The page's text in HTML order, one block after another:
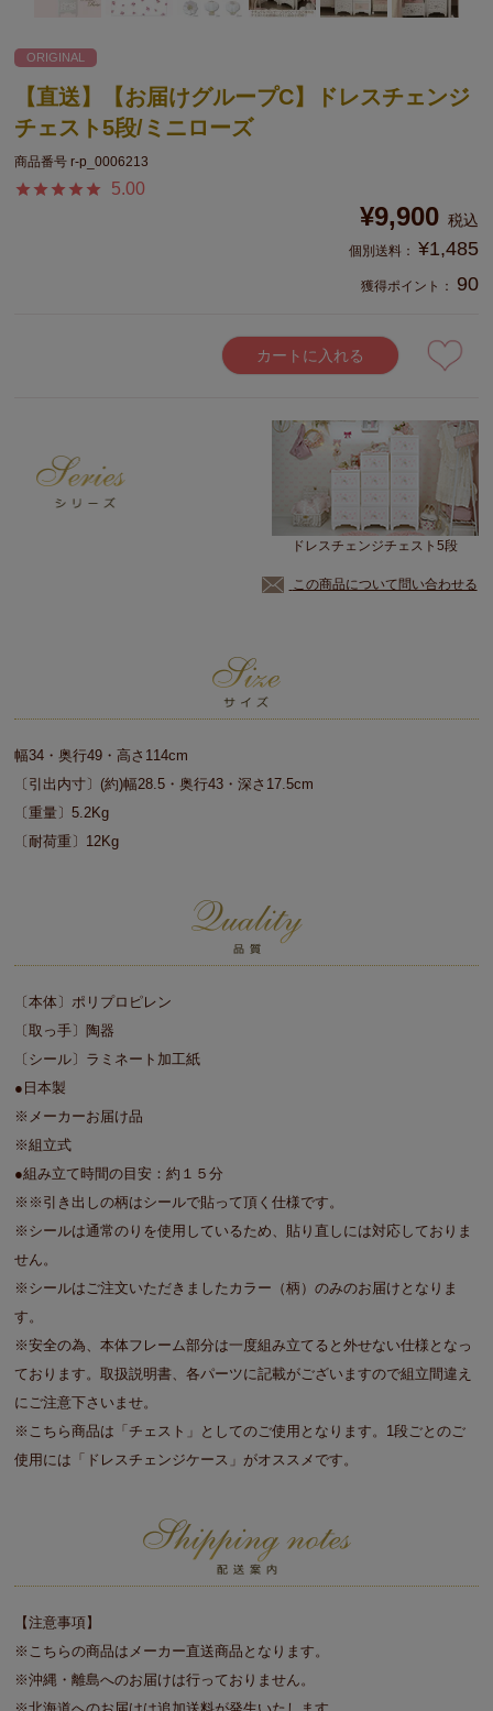
ORIGINAL
【直送】【お届けグループC】ドレスチェンジ
チェスト5段/ミニローズ
商品番号 r-p_0006213
5.00
¥9,900 税込
¥1,485
獲得ポイント： 90
カートに入れる
ドレスチェンジチェスト5段
この商品について問い合わせる
幅34・奥行49・高さ114cm
〔引出内寸〕(約)幅28.5・奥行43・深さ17.5cm
〔重量〕5.2Kg
〔耐荷重〕12Kg
〔本体〕ポリプロピレン
〔取っ手〕陶器
〔シール〕ラミネート加工紙
●日本製
※メーカーお届け品
※組立式
●組み立て時間の目安：約１５分
※※引き出しの柄はシールで貼って頂く仕様です。
※シールは通常のりを使用しているため、貼り直しには対応しておりま
せん。
※シールはご注文いただきましたカラー（柄）のみのお届けとなりま
す。
※安全の為、本体フレーム部分は一度組み立てると外せない仕様となっ
ております。取扱説明書、各パーツに記載がございますので組立間違え
にご注意下さいませ。
※こちら商品は「チェスト」としてのご使用となります。1段ごとのご
使用には「ドレスチェンジケース」がオススメです。
【注意事項】
※こちらの商品はメーカー直送商品となります。
※沖縄・離島へのお届けは行っておりません。